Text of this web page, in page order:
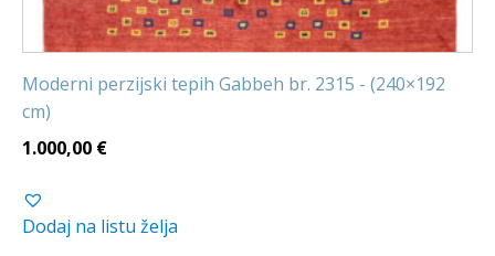
Moderni perzijski tepih Gabbeh br. 2315 - (240×192
cm)
1.000,00 €
Dodaj na listu želja